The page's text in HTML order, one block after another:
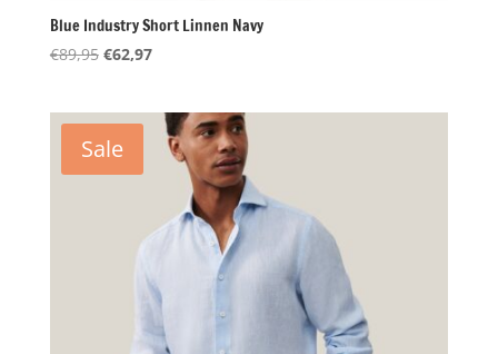
Blue Industry Short Linnen Navy
€89,95 Oorspronkelijke
€89,95.
€62,97Huidige
€62,97.
Sale